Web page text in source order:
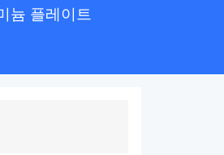
늄 플레이트